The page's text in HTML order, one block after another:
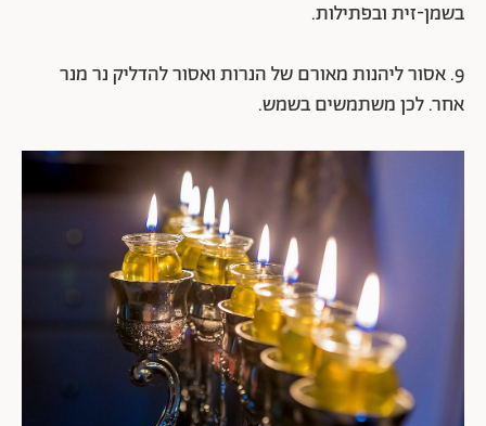
בשמן-זית ובפתילות.
9. אסור ליהנות מאורם של הנרות ואסור להדליק נר מנר
אחר. לכן משתמשים בשמש.